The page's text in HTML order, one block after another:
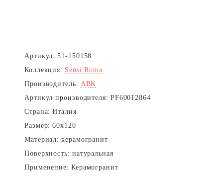
Артикул: 51-150158
Коллекция: Sensi Roma
Производитель: ABK
Артикул производителя: PF60012864
Страна: Италия
Размер: 60x120
Материал: керамогранит
Поверхность: натуральная
Применение: Керамогранит